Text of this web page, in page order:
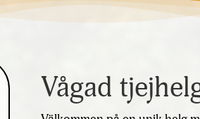
Vågad